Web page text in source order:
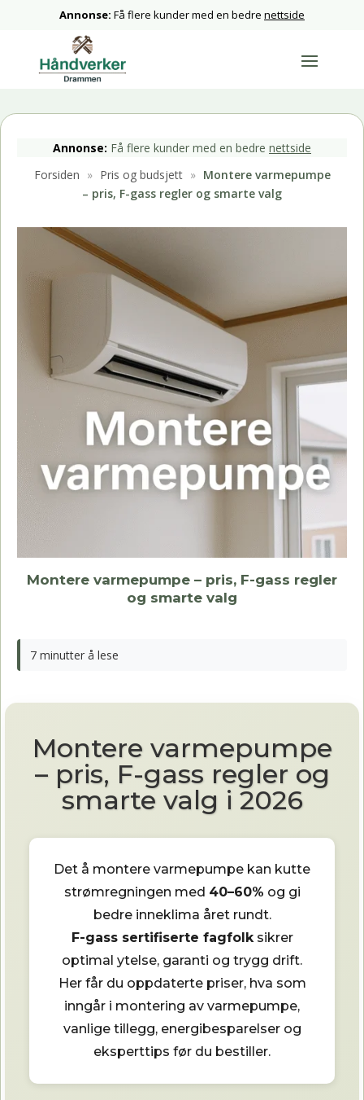
Annonse: Få flere kunder med en bedre nettside
Annonse: Få flere kunder med en bedre nettside
Forsiden » Pris og budsjett » Montere varmepumpe
– pris, F-gass regler og smarte valg
Montere varmepumpe – pris, F-gass regler
og smarte valg
7 minutter å lese
Montere varmepumpe
– pris, F-gass regler og
smarte valg i 2026
Det å montere varmepumpe kan kutte
strømregningen med 40–60% og gi
bedre inneklima året rundt.
F-gass sertifiserte fagfolksikrer
optimal ytelse, garanti og trygg drift.
Her får du oppdaterte priser, hva som
inngår i montering av varmepumpe,
vanlige tillegg, energibesparelser og
eksperttips før du bestiller.